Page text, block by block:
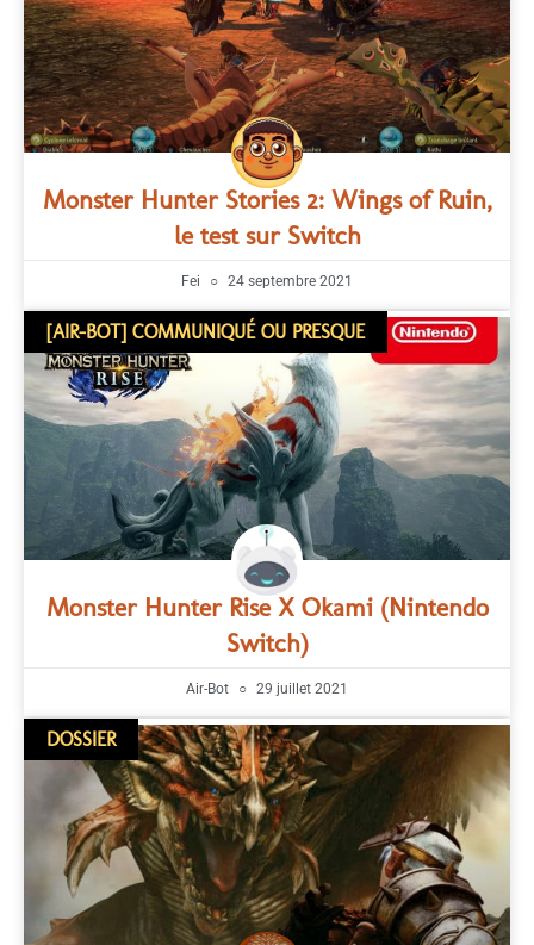
Monster Hunter Stories 2: Wings of Ruin,
le test sur Switch
Fei 24 septembre 2021
[AIR-BOT] COMMUNIQUÉ OU PRESQUE
Monster Hunter Rise X Okami (Nintendo
Switch)
Air-Bot 29 juillet 2021
DOSSIER